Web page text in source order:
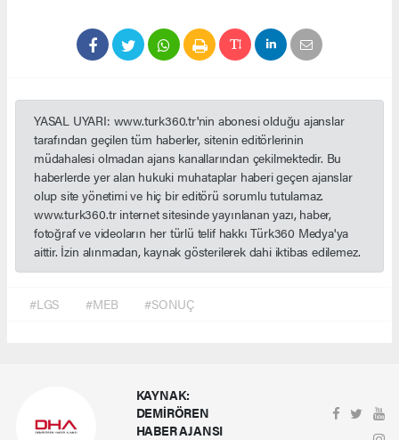
YASAL UYARI: www.turk360.tr'nin abonesi olduğu ajanslar
tarafından geçilen tüm haberler, sitenin editörlerinin
müdahalesi olmadan ajans kanallarından çekilmektedir. Bu
haberlerde yer alan hukuki muhataplar haberi geçen ajanslar
olup site yönetimi ve hiç bir editörü sorumlu tutulamaz.
www.turk360.tr internet sitesinde yayınlanan yazı, haber,
fotoğraf ve videoların her türlü telif hakkı Türk360 Medya'ya
aittir. İzin alınmadan, kaynak gösterilerek dahi iktibas edilemez.
#LGS #MEB #SONUÇ
KAYNAK:
DEMİRÖREN
HABER AJANSI